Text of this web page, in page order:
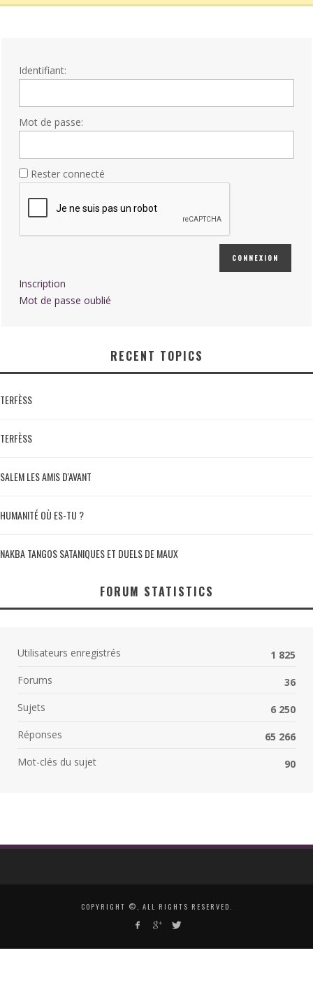
Identifiant:
Mot de passe:
Rester connecté
CONNEXION
Inscription
Mot de passe oublié
RECENT TOPICS
TERFÈSS
TERFÈSS
SALEM LES AMIS D'AVANT
HUMANITÉ OÙ ES-TU ?
NAKBA TANGOS SATANIQUES ET DUELS DE MAUX
FORUM STATISTICS
Utilisateurs enregistrés
1 825
Forums
36
Sujets
6 250
Réponses
65 266
Mot-clés du sujet
90
COPYRIGHT ©, ALL RIGHTS RESERVED.